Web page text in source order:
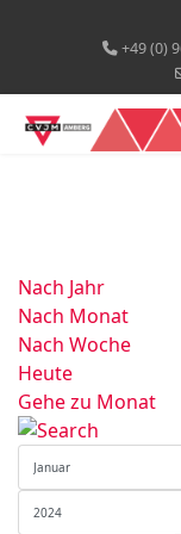
+49 (0)
Nach Jahr
Nach Monat
Nach Woche
Heute
Gehe zu Monat